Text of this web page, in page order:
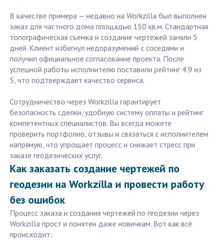
В качестве примера — недавно на Workzilla был выполнен
заказ для частного дома площадью 150 кв.м. Стандартная
топографическая съемка и создание чертежей заняли 5
дней. Клиент избегнул недоразумений с соседями и
получил официальное согласование проекта. После
успешной работы исполнителю поставили рейтинг 4.9 из
5, что подтверждает качество сервиса.
Сотрудничество через Workzilla гарантирует
безопасность сделки, удобную систему оплаты и рейтинг
компетентных специалистов. Вы всегда можете
проверить портфолио, отзывы и связаться с исполнителем
напрямую, что упрощает процесс и снижает стресс при
заказе геодезических услуг.
Как заказать создание чертежей по
геодезии на Workzilla и провести работу
без ошибок
Процесс заказа и создания чертежей по геодезии через
Workzilla прост и понятен даже новичкам. Вот как всё
происходит: